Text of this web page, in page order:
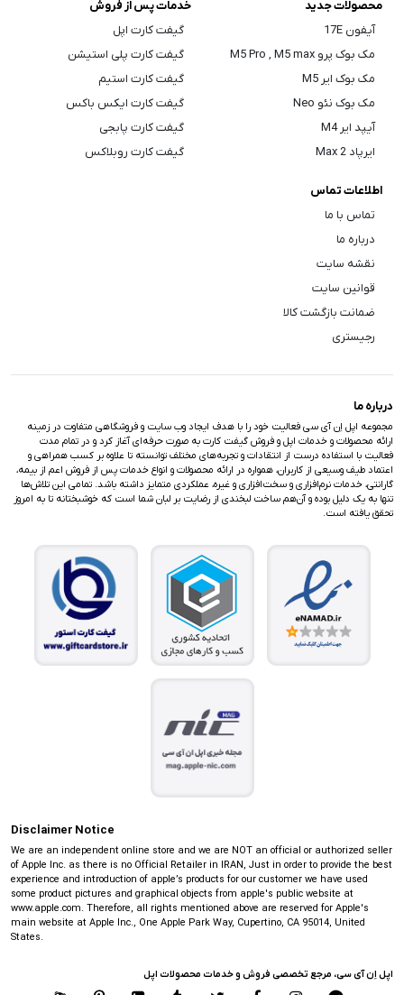
محصولات جدید
آیفون 17E
مک بوک پرو M5 Pro , M5 max
مک بوک ایر M5
مک بوک نئو Neo
آیپد ایر M4
ایرپاد Max 2
خدمات پس از فروش
گیفت کارت اپل
گیفت کارت پلی استیشن
گیفت کارت استیم
گیفت کارت ایکس باکس
گیفت کارت پابجی
گیفت کارت روبلاکس
اطلاعات تماس
تماس با ما
درباره ما
نقشه سایت
قوانین سایت
ضمانت بازگشت کالا
رجیستری
درباره ما
مجموعه اپل اِن آی سی فعالیت خود را با هدف ایجاد وب سایت و فروشگاهی متفاوت در زمینه
ارائه محصولات و خدمات اپل و فروش گیفت کارت به صورت حرفه‌ای آغاز کرد و در تمام مدت
فعالیت با استفاده درست از انتقادات و تجربه‌های مختلف توانسته تا علاوه بر کسب همراهی و
اعتماد طیف وسیعی از کاربران، همواره در ارائه محصولات و انواع خدمات پس از فروش اعم از بیمه،
گارانتی، خدمات نرم‌افزاری و سخت‌افزاری و غیره، عملکردی متمایز داشته باشد. تمامی این تلاش‌ها
تنها به یک دلیل بوده و آن‌هم ساخت لبخندی از رضایت بر لبان شما است که خوشبختانه تا به امروز
تحقق یافته است.
Disclaimer Notice
We are an independent online store and we are NOT an official or authorized seller
of Apple Inc. as there is no Official Retailer in IRAN, Just in order to provide the best
experience and introduction of apple’s products for our customer we have used
some product pictures and graphical objects from apple's public website at
www.apple.com. Therefore, all rights mentioned above are reserved for Apple's
main website at Apple Inc., One Apple Park Way, Cupertino, CA 95014, United
States.
اپل اِن آی سی، مرجع تخصصی فروش و خدمات محصولات اپل